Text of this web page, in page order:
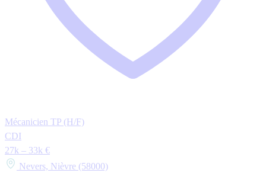
Mécanicien TP (H/F)
CDI
27k – 33k €
Nevers, Nièvre (58000)